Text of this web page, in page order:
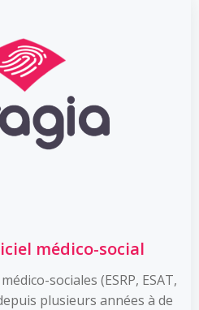
médico-social
sociales (ESRP, ESAT,
plusieurs années à de